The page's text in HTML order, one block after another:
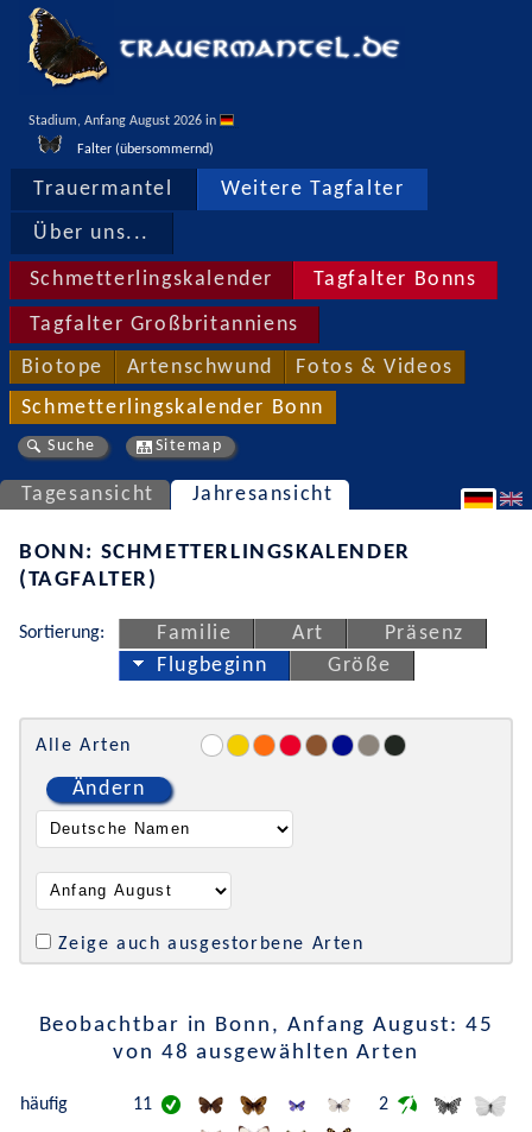
Stadium, Anfang August 2026 in
Falter (übersommernd)
Trauermantel Weitere Tagfalter
Über uns...
Schmetterlingskalender Tagfalter Bonns
Tagfalter Großbritanniens
Biotope Artenschwund Fotos & Videos
Schmetterlingskalender Bonn
Suche Sitemap
Tagesansicht Jahresansicht
BONN: SCHMETTERLINGSKALENDER
(TAGFALTER)
Sortierung: Familie Art
Präsenz
Flugbeginn
Größe
Alle Arten
Ändern
Zeige auch ausgestorbene Arten
Beobachtbar in Bonn, Anfang August: 45
von 48 ausgewählten Arten
häufig 11 2